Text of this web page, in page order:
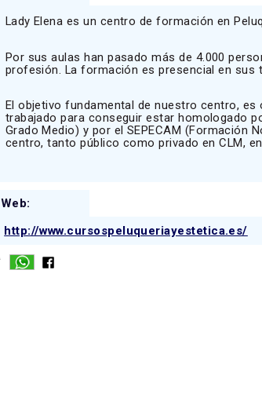
Lady Elena es un centro de formación en
Por sus aulas han pasado más de 4.000
profesión. La formación es presencial en sus
El objetivo fundamental de nuestro centro,
trabajado para conseguir estar homologado
Grado Medio) y por el SEPECAM (Formación
centro, tanto público como privado en CLM,
Web:
http://www.cursospeluqueriayestetica.es/